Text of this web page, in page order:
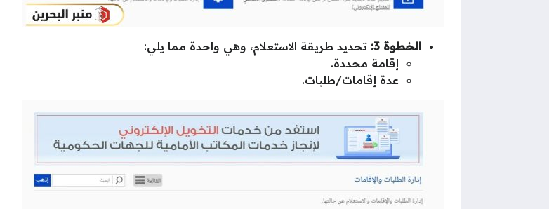
الخطوة 3:
تحديد طريقة الاستعلام، وهي واحدة مما يلي:
إقامة محددة.
عدة إقامات/طلبات.